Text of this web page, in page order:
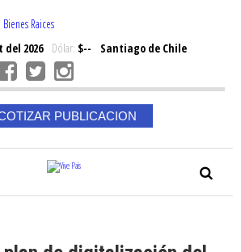
Bienes Raices
2026Dólar: $--
Santiago de Chile
PUBLICACION